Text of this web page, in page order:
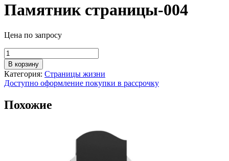
Памятник страницы-004
Цена по запросу
Количество
товара
Памятник
страницы-004
В корзину
Категория: Страницы жизни
Доступно оформление покупки в рассрочку
Похожие